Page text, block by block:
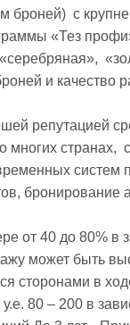
броней)  с
«Тез
и
репутацией
странах,
систем
бронирование
от 40 до 80% в
может быть
сторонами в
80 – 200 в